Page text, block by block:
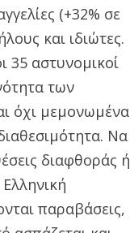
(+32% σε
και ιδιώτες.
35 αστυνομικοί
των
όχι μεμονωμένα
Να
διαφθοράς ή
παραβάσεις,